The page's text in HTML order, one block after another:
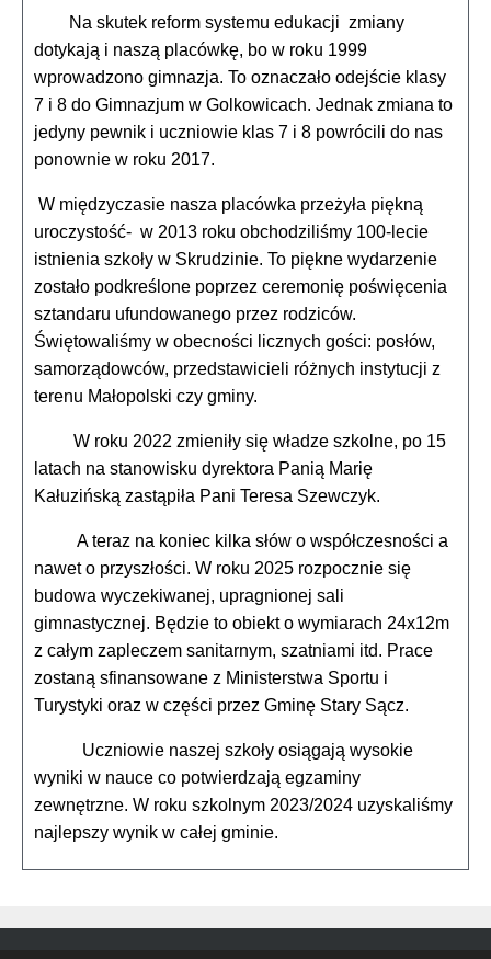
Na skutek reform systemu edukacji zmiany
dotykają i naszą placówkę, bo w roku 1999
wprowadzono gimnazja. To oznaczało odejście klasy
7 i 8 do Gimnazjum w Golkowicach. Jednak zmiana to
jedyny pewnik i uczniowie klas 7 i 8 powrócili do nas
ponownie w roku 2017.
W międzyczasie nasza placówka przeżyła piękną
uroczystość- w 2013 roku obchodziliśmy 100-lecie
istnienia szkoły w Skrudzinie. To piękne wydarzenie
zostało podkreślone poprzez ceremonię poświęcenia
sztandaru ufundowanego przez rodziców.
Świętowaliśmy w obecności licznych gości: posłów,
samorządowców, przedstawicieli różnych instytucji z
terenu Małopolski czy gminy.
W roku 2022 zmieniły się władze szkolne, po 15
latach na stanowisku dyrektora Panią Marię
Kałuzińską zastąpiła Pani Teresa Szewczyk.
A teraz na koniec kilka słów o współczesności a
nawet o przyszłości. W roku 2025 rozpocznie się
budowa wyczekiwanej, upragnionej sali
gimnastycznej. Będzie to obiekt o wymiarach 24x12m
z całym zapleczem sanitarnym, szatniami itd. Prace
zostaną sfinansowane z Ministerstwa Sportu i
Turystyki oraz w części przez Gminę Stary Sącz.
Uczniowie naszej szkoły osiągają wysokie
wyniki w nauce co potwierdzają egzaminy
zewnętrzne. W roku szkolnym 2023/2024 uzyskaliśmy
najlepszy wynik w całej gminie.